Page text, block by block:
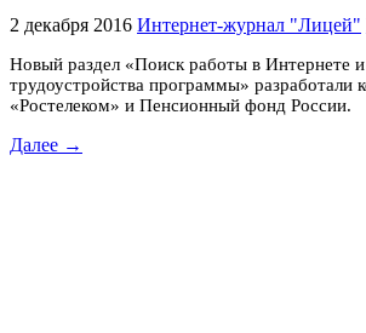
2 декабря 2016 Интернет-журнал "Лицей"
Новый раздел «Поиск работы в Интернете
трудоустройства программы» разработали
«Ростелеком» и Пенсионный фонд России.
Далее →